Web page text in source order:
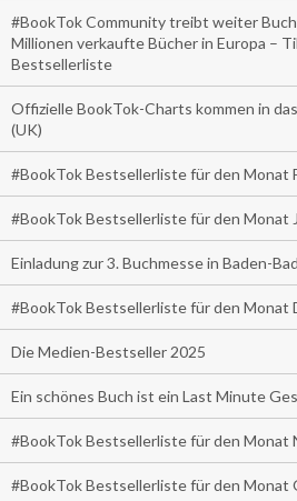
#BookTok Community treibt weiter
Millionen verkaufte Bücher in Europa –
Bestsellerliste
Offizielle BookTok-Charts kommen in
(UK)
#BookTok Bestsellerliste für den Monat
#BookTok Bestsellerliste für den Monat
Einladung zur 3. Buchmesse in Baden-
#BookTok Bestsellerliste für den Monat
Die Medien-Bestseller 2025
Ein schönes Buch ist ein Last Minute
#BookTok Bestsellerliste für den Monat
#BookTok Bestsellerliste für den Monat